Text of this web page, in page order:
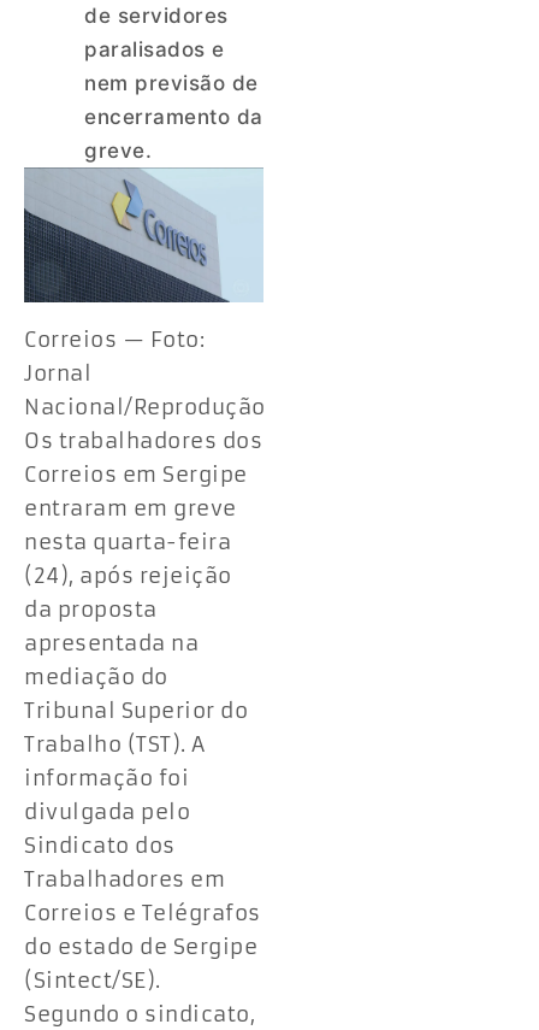
de servidores
paralisados e
nem previsão de
encerramento da
greve.
Correios — Foto:
Jornal
Nacional/Reprodução
Os trabalhadores dos
Correios em Sergipe
entraram em greve
nesta quarta-feira
(24), após rejeição
da proposta
apresentada na
mediação do
Tribunal Superior do
Trabalho (TST). A
informação foi
divulgada pelo
Sindicato dos
Trabalhadores em
Correios e Telégrafos
do estado de Sergipe
(Sintect/SE).
Segundo o sindicato,